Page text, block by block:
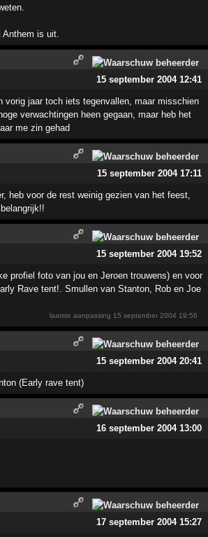
is uit.
15 september 2004 12:41
vorig jaar toch iets tegenvallen, maar misschien
verwachtingen heen gegaan, maar heb het
me zin gehad
15 september 2004 17:11
heb voor de rest weinig gezien van het feest,
15 september 2004 19:52
profiel foto van jou en Jeroen trouwens) en voor
Rave tent!. Smullen van Stanton, Rob en Joe
laatste aanpassing 15 september 2004 19:56
15 september 2004 20:41
(Early rave tent)
16 september 2004 13:00
17 september 2004 15:27